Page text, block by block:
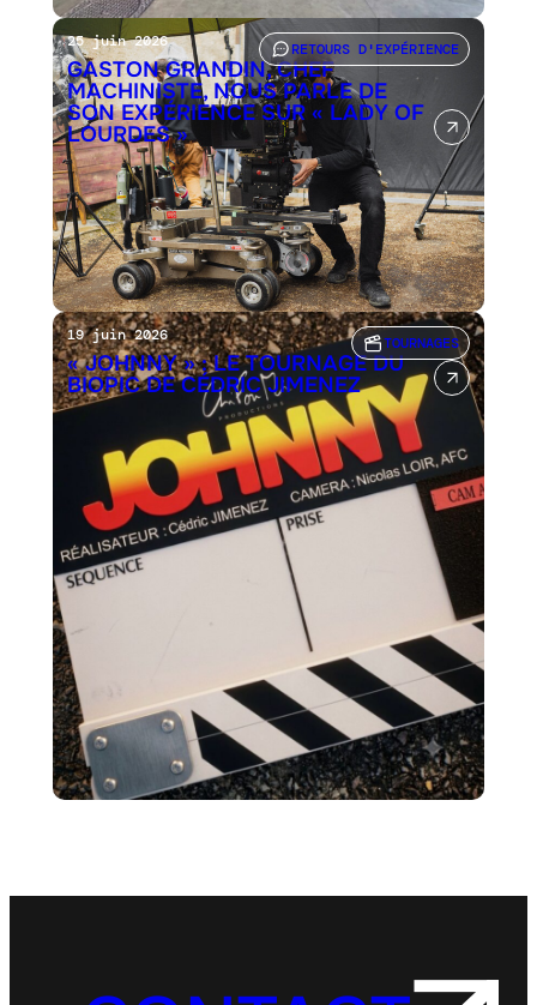
RETOURS D'EXPÉRIENCE
25 juin 2026
GASTON GRANDIN, CHEF
MACHINISTE, NOUS PARLE DE
SON EXPÉRIENCE SUR « LADY OF
LOURDES »
TOURNAGES
19 juin 2026
« JOHNNY » : LE TOURNAGE DU
BIOPIC DE CÉDRIC JIMENEZ